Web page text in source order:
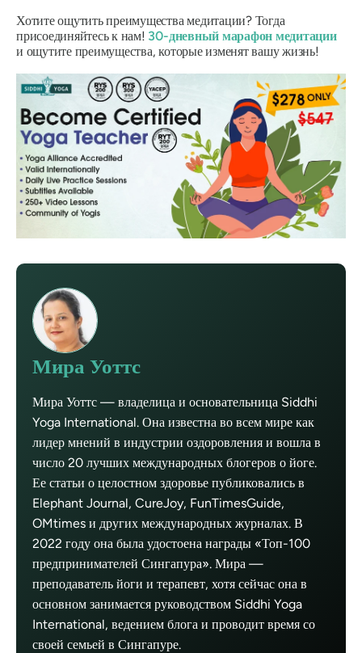
Хотите ощутить преимущества медитации? Тогда
присоединяйтесь к нам! 30-дневный марафон медитации
и ощутите преимущества, которые изменят вашу жизнь!
Мира Уоттс
Мира Уоттс — владелица и основательница Siddhi
Yoga International. Она известна во всем мире как
лидер мнений в индустрии оздоровления и вошла в
число 20 лучших международных блогеров о йоге.
Ее статьи о целостном здоровье публиковались в
Elephant Journal, CureJoy, FunTimesGuide,
OMtimes и других международных журналах. В
2022 году она была удостоена награды «Топ-100
предпринимателей Сингапура». Мира —
преподаватель йоги и терапевт, хотя сейчас она в
основном занимается руководством Siddhi Yoga
International, ведением блога и проводит время со
своей семьей в Сингапуре.